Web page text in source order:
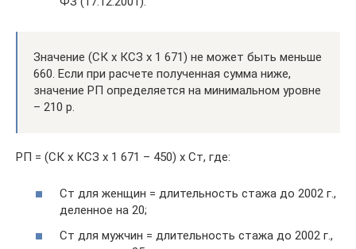
Значение (СК х КСЗ х 1 671) не может быть меньше
660. Если при расчете полученная сумма ниже,
значение РП определяется на минимальном уровне
– 210 р.
РП = (СК х КСЗ х 1 671 – 450) х Ст, где:
Ст для женщин = длительность стажа до 2002 г.,
деленное на 20;
Ст для мужчин = длительность стажа до 2002 г.,